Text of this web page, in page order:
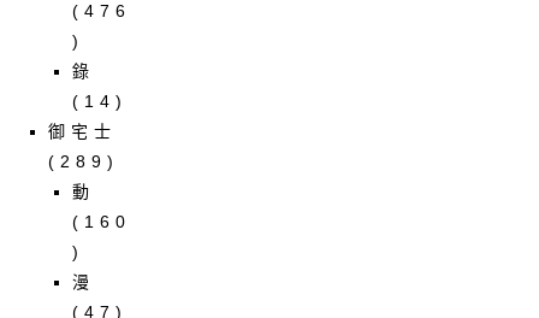
(476
)
錄
(14)
御宅士
(289)
動
(160
)
漫
(47)